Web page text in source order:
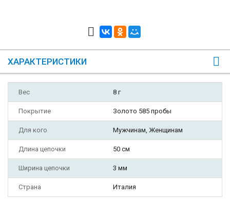
ХАРАКТЕРИСТИКИ
Вес 8 г
Покрытие Золото 585 пробы
Для кого Мужчинам, Женщинам
Длина цепочки 50 см
Ширина цепочки 3 мм
Страна Италия